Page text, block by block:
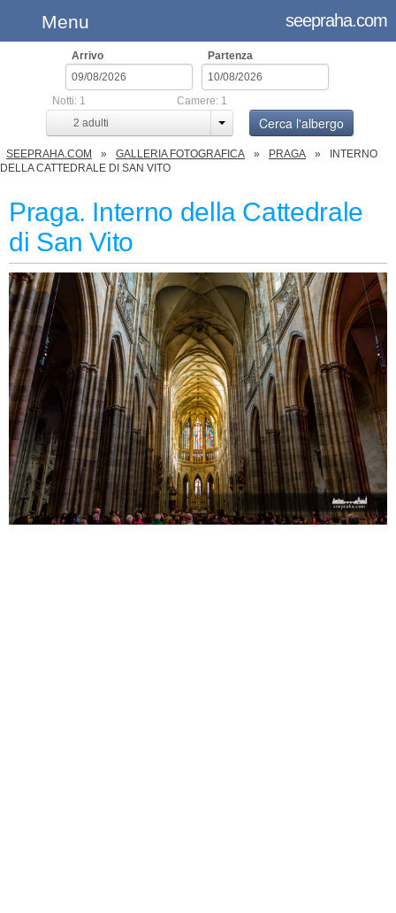
Menu seepraha.com
Arrivo Partenza
2 adulti
Notti: 1 Camere: 1
Cerca l'albergo
SEEPRAHA.COM GALLERIA FOTOGRAFICA PRAGA
INTERNO
DELLA CATTEDRALE DI SAN VITO
Praga. Interno della Cattedrale
di San Vito